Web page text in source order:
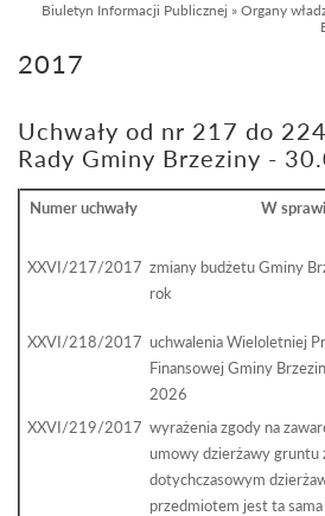
Biuletyn Informacji Publicznej » Organy
2017
Uchwały od nr 217 do
Rady Gminy Brzeziny -
Numer uchwały W
XXVI/217/2017 zmiany budżetu Gminy
rok
XXVI/218/2017 uchwalenia Wieloletniej
Finansowej Gminy
2026
XXVI/219/2017 wyrażenia zgody na
umowy dzierżawy gruntu
dotychczasowym
przedmiotem jest ta